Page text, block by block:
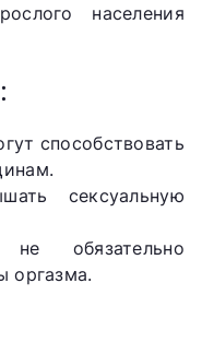
населения
способствовать
сексуальную
не обязательно
оргазма.